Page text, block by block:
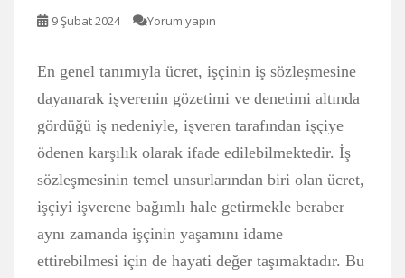
9 Şubat 2024 Yorum yapın
En genel tanımıyla ücret, işçinin iş sözleşmesine
dayanarak işverenin gözetimi ve denetimi altında
gördüğü iş nedeniyle, işveren tarafından işçiye
ödenen karşılık olarak ifade edilebilmektedir. İş
sözleşmesinin temel unsurlarından biri olan ücret,
işçiyi işverene bağımlı hale getirmekle beraber
aynı zamanda işçinin yaşamını idame
ettirebilmesi için de hayati değer taşımaktadır. Bu